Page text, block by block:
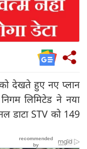
देखते हुए नए प्लान
लिमिटेड ने नया
डाटा STV को 149